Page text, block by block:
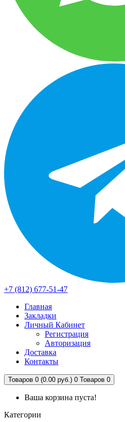
+7 (812) 677-51-47
Главная
Закладки
Личный Кабинет
Регистрация
Авторизация
Доставка
Контакты
Товаров 0 (0.00 руб.) 0 Товаров 0
Ваша корзина пуста!
Категории